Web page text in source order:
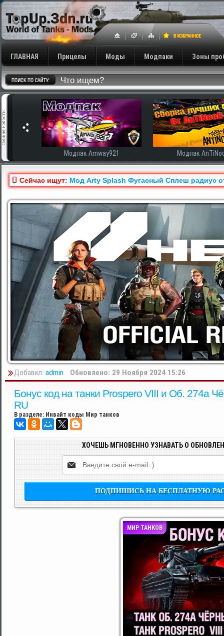
ГЛАВНАЯ Прицелы Моды Модпаки Зоны
Модпак Amway921 Модпак
Сейчас ищут: Мод Arty Splash Фугасный Сплеш радиус
Добавил: admin Обновлено: 29 Ноября 2024 15:26
Бонус код на танки Prospero VIII и Об. 274а
RU
В разделе: Инвайт коды Мир танков
ХОЧЕШЬ МГНОВЕННО УЗНАВАТЬ О
МИР ТАНКОВ